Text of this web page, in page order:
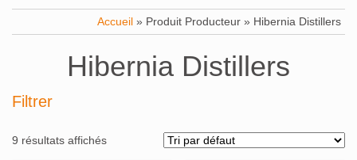
Accueil » Produit Producteur » Hibernia Distillers
Hibernia Distillers
Filtrer
9 résultats affichés